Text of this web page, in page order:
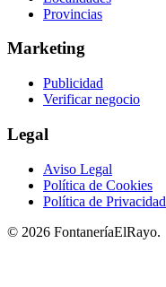
Provincias
Marketing
Publicidad
Verificar negocio
Legal
Aviso Legal
Política de Cookies
Política de Privacidad
© 2026 FontaneríaElRayo.